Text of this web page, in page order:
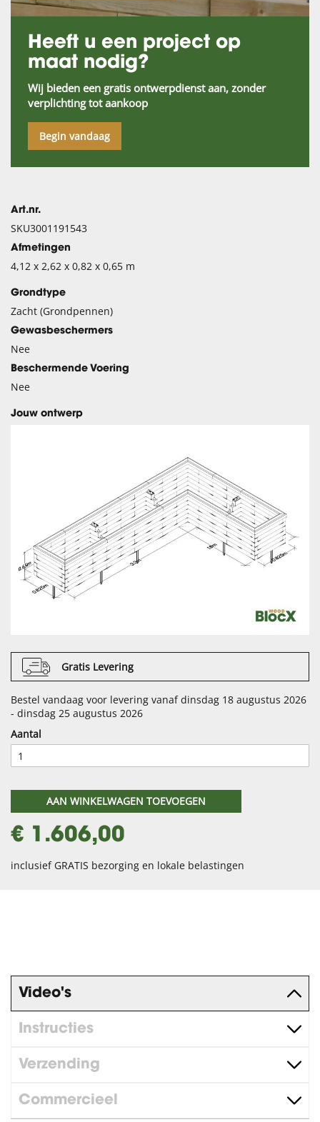
Heeft u een project op
maat nodig?
Wij bieden een gratis ontwerpdienst aan, zonder
verplichting tot aankoop
Begin vandaag
Art.nr.
SKU3001191543
Afmetingen
4,12 x 2,62 x 0,82 x 0,65 m
Grondtype
Zacht (Grondpennen)
Gewasbeschermers
Nee
Beschermende Voering
Nee
Jouw ontwerp
Gratis Levering
Bestel vandaag voor levering vanaf dinsdag 18 augustus 2026
- dinsdag 25 augustus 2026
Aantal
AAN WINKELWAGEN TOEVOEGEN
€ 1.606,00
inclusief GRATIS bezorging en lokale belastingen
Video's
Instructies
Verzending
Commercieel